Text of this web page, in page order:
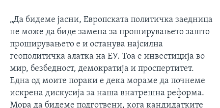
„Да бидеме јасни, Европската политичка заедница
не може да биде замена за проширувањето зашто
проширувањето е и останува најсилна
геополитичка алатка на ЕУ. Тоа е инвестиција во
мир, безбедност, демократија и проспертитет.
Една од моите пораки е дека мораме да почнеме
искрена дискусија за наша внатрешна реформа.
Мора да бидеме подготвени, кога кандидатките